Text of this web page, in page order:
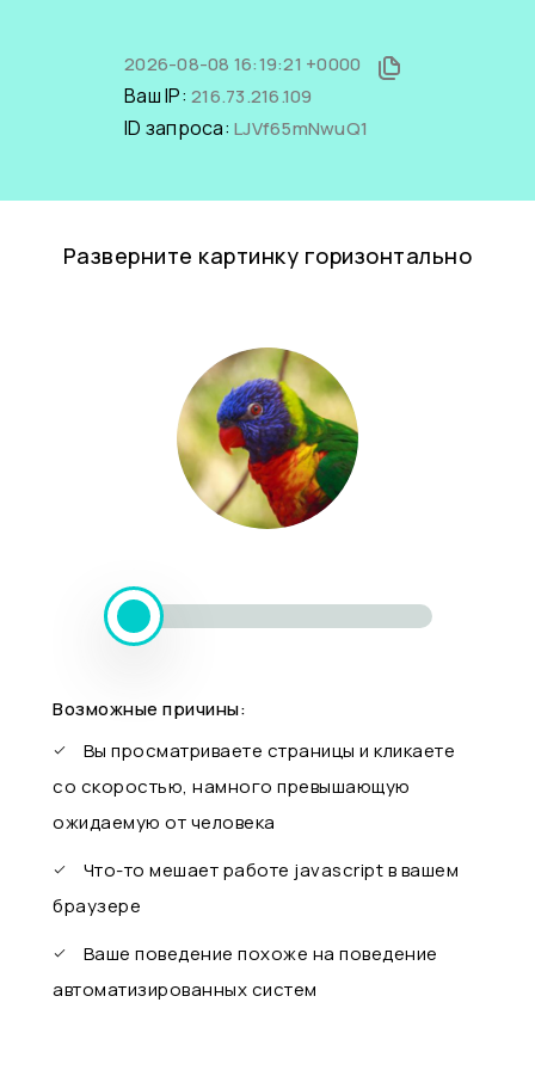
2026-08-08 16:19:21 +0000
Ваш IP: 216.73.216.109
ID запроса: LJVf65mNwuQ1
Разверните картинку горизонтально
Возможные причины:
Вы просматриваете страницы и кликаете
со скоростью, намного превышающую
ожидаемую от человека
Что-то мешает работе javascript в вашем
браузере
Ваше поведение похоже на поведение
автоматизированных систем